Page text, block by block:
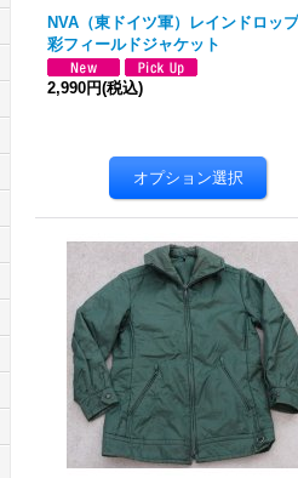
NVA（東ドイツ軍）レインドロッ
彩フィールドジャケット
2,990円(税込)